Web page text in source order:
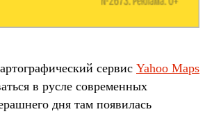
сервис Yahoo Maps
в русле современных
дня там появилась